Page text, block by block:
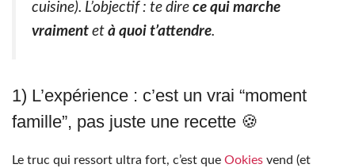
cuisine). L’objectif : te dire ce qui marche
vraiment et à quoi t’attendre.
1) L’expérience : c’est un vrai “moment
famille”, pas juste une recette 🍪
Le truc qui ressort ultra fort, c’est que Ookies vend (et